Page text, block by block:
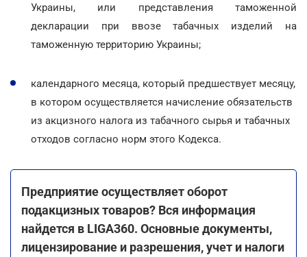
Украины, или представления таможенной
декларации при ввозе табачных изделий на
таможенную территорию Украины;
календарного месяца, который предшествует месяцу,
в котором осуществляется начисление обязательств
из акцизного налога из табачного сырья и табачных
отходов согласно норм этого Кодекса.
Предприятие осуществляет оборот
подакцизных товаров? Вся информация
найдется в LIGA360. Основные документы,
лицензирование и разрешения, учет и налоги